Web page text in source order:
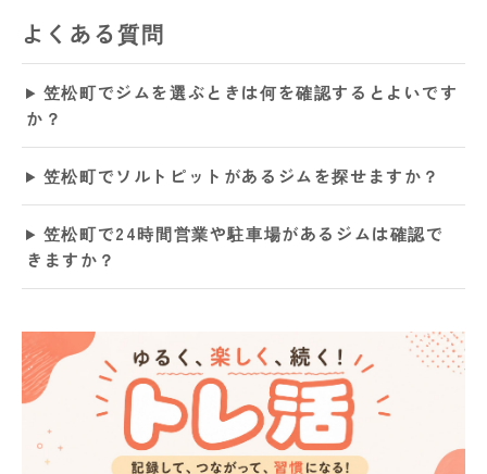
よくある質問
笠松町でジムを選ぶときは何を確認するとよいです
か？
笠松町でソルトピットがあるジムを探せますか？
笠松町で24時間営業や駐車場があるジムは確認で
きますか？